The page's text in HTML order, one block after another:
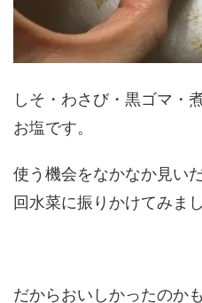
しそ・わさび・黒ゴマ・
お塩です。
使う機会をなかなか見い
回水菜に振りかけてみまし
だからおいしかったのか